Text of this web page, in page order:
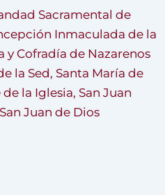
Sacramental de
Inmaculada de la
y Cofradía de Nazarenos
la Sed, Santa María de
la Iglesia, San Juan
Juan de Dios